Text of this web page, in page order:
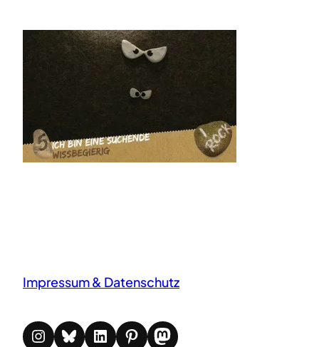
Impressum & Datenschutz
Instagram Bluesky LinkedIn Pinterest Mastodon